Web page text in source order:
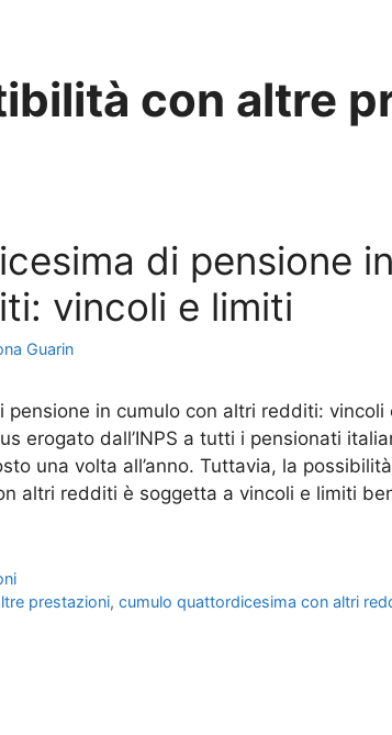
con altre
di pensione
vincoli e limiti
Guarin
pensione in cumulo con altri redditi:
erogato dall’INPS a tutti i pensionati
una volta all’anno. Tuttavia, la
altri redditi è soggetta a vincoli e limiti
prestazioni,cumulo quattordicesima con altri